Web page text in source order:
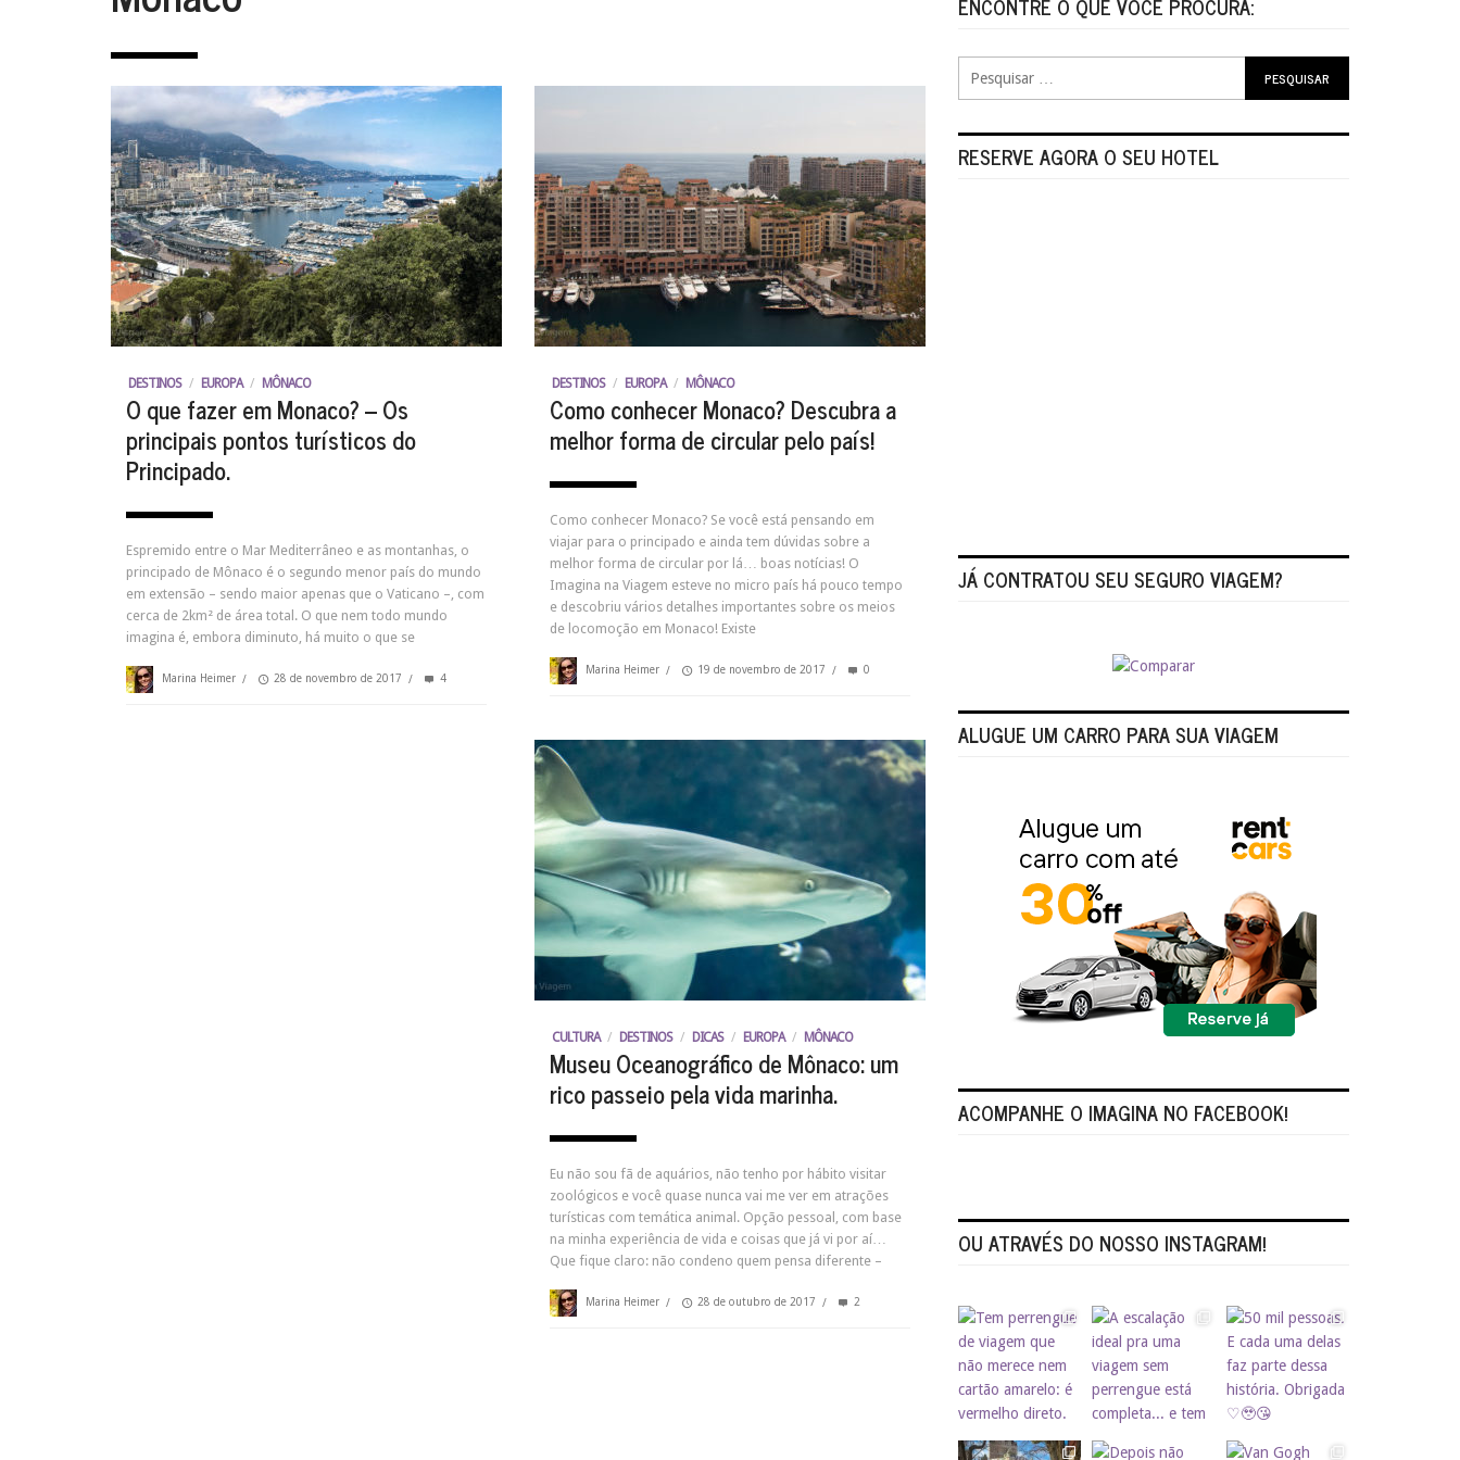
DESTINOS / EUROPA / MÔNACO
O que fazer em Monaco? – Os
principais pontos turísticos do
Principado.
Espremido entre o Mar Mediterrâneo e as montanhas, o
principado de Mônaco é o segundo menor país do mundo
em extensão – sendo maior apenas que o Vaticano –, com
cerca de 2km² de área total. O que nem todo mundo
imagina é, embora diminuto, há muito o que se
Marina Heimer / 28 de novembro de 2017 / 4
DESTINOS / EUROPA / MÔNACO
Como conhecer Monaco? Descubra a
melhor forma de circular pelo país!
Como conhecer Monaco? Se você está pensando em
viajar para o principado e ainda tem dúvidas sobre a
melhor forma de circular por lá… boas notícias! O
Imagina na Viagem esteve no micro país há pouco tempo
e descobriu vários detalhes importantes sobre os meios
de locomoção em Monaco! Existe
Marina Heimer / 19 de novembro de 2017 / 0
CULTURA / DESTINOS / DICAS / EUROPA / MÔNACO
Museu Oceanográfico de Mônaco: um
rico passeio pela vida marinha.
Eu não sou fã de aquários, não tenho por hábito visitar
zoológicos e você quase nunca vai me ver em atrações
turísticas com temática animal. Opção pessoal, com base
na minha experiência de vida e coisas que já vi por aí…
Que fique claro: não condeno quem pensa diferente –
Marina Heimer / 28 de outubro de 2017 / 2
ENCONTRE O QUE VOCÊ PROCURA:
RESERVE AGORA O SEU HOTEL
JÁ CONTRATOU SEU SEGURO VIAGEM?
ALUGUE UM CARRO PARA SUA VIAGEM
ACOMPANHE O IMAGINA NO FACEBOOK!
OU ATRAVÉS DO NOSSO INSTAGRAM!